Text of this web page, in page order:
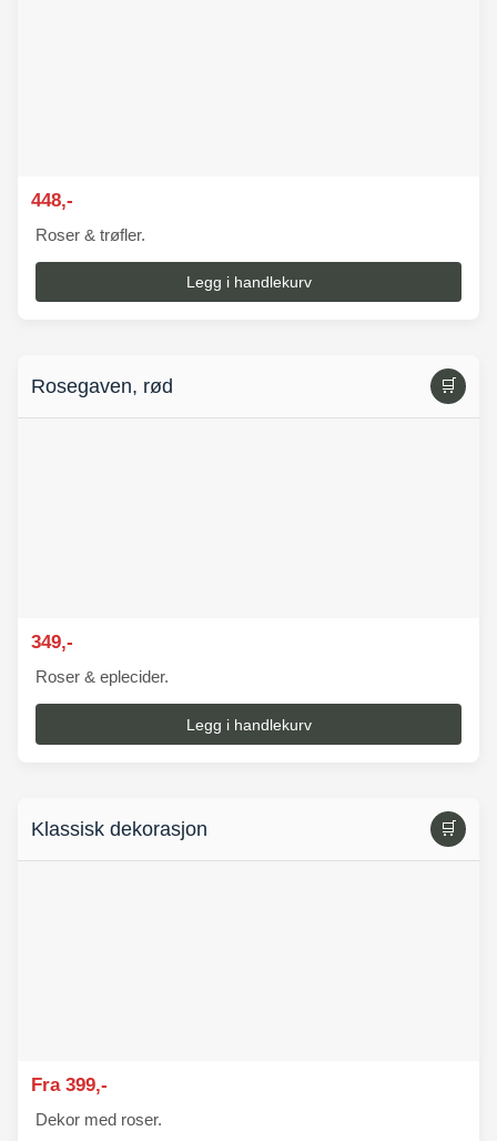
448,-
Roser & trøfler.
Legg i handlekurv
Rosegaven, rød 🛒
349,-
Roser & eplecider.
Legg i handlekurv
Klassisk dekorasjon 🛒
Fra 399,-
Dekor med roser.